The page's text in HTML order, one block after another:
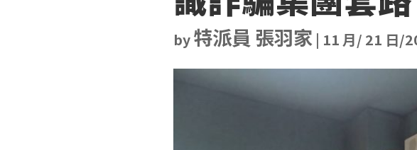
by特派員 張羽家 | 11 月/ 21 日/